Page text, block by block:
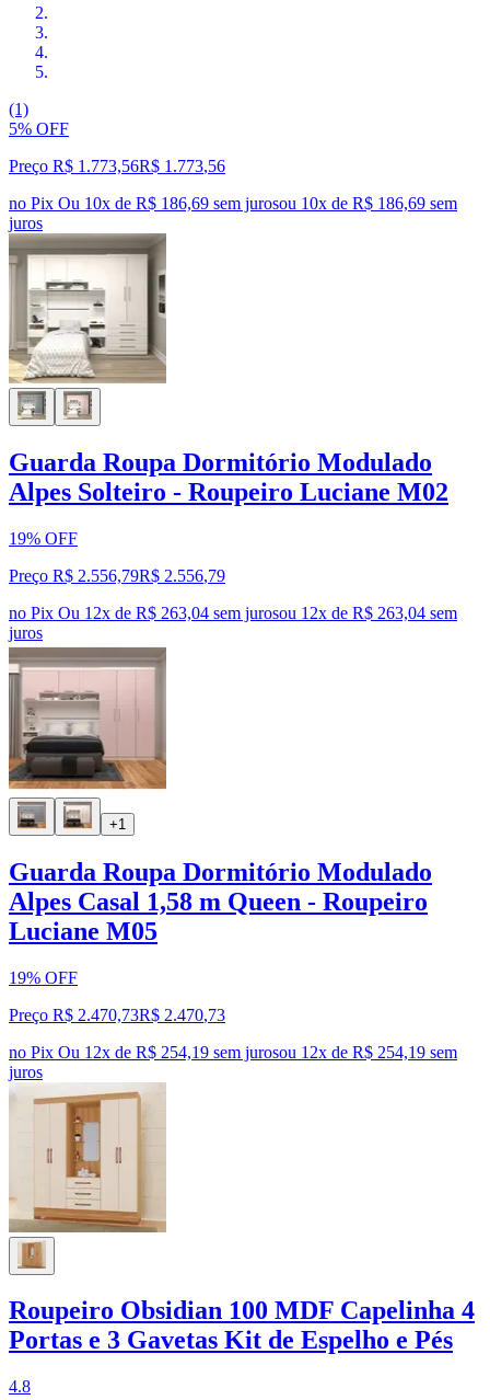
(1)
5% OFF
Preço R$ 1.773,56R$ 1.773,56
no Pix Ou 10x de R$ 186,69 sem jurosou 10x de R$ 186,69 sem
juros
Guarda Roupa Dormitório Modulado
Alpes Solteiro - Roupeiro Luciane M02
19% OFF
Preço R$ 2.556,79R$ 2.556,79
no Pix Ou 12x de R$ 263,04 sem jurosou 12x de R$ 263,04 sem
juros
+1
Guarda Roupa Dormitório Modulado
Alpes Casal 1,58 m Queen - Roupeiro
Luciane M05
19% OFF
Preço R$ 2.470,73R$ 2.470,73
no Pix Ou 12x de R$ 254,19 sem jurosou 12x de R$ 254,19 sem
juros
Roupeiro Obsidian 100 MDF Capelinha 4
Portas e 3 Gavetas Kit de Espelho e Pés
4.8